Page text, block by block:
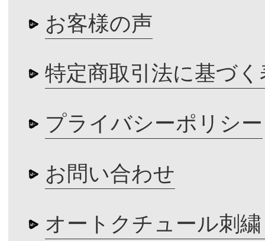
お客様の声
特定商取引法に基づく
プライバシーポリシー
お問い合わせ
オートクチュール刺